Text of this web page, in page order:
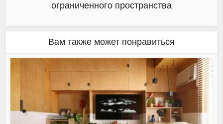
ограниченного пространства
Вам также может понравиться